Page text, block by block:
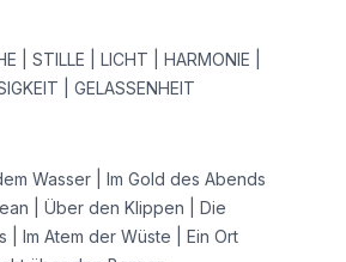
| STILLE | LICHT | HARMONIE |
| GELASSENHEIT
Wasser | Im Gold des Abends
| Über den Klippen | Die
| Im Atem der Wüste | Ein Ort